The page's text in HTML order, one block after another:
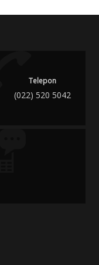
Telepon
(022) 520 5042